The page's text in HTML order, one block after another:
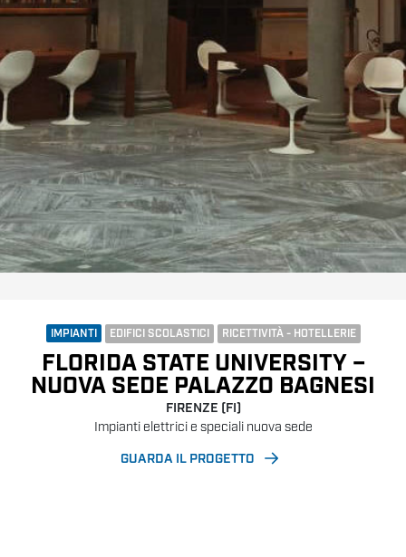
IMPIANTI EDIFICI SCOLASTICI RICETTIVITÀ - HOTELLERIE
FLORIDA STATE UNIVERSITY –
NUOVA SEDE PALAZZO BAGNESI
FIRENZE (FI)
Impianti elettrici e speciali nuova sede
GUARDA IL PROGETTO